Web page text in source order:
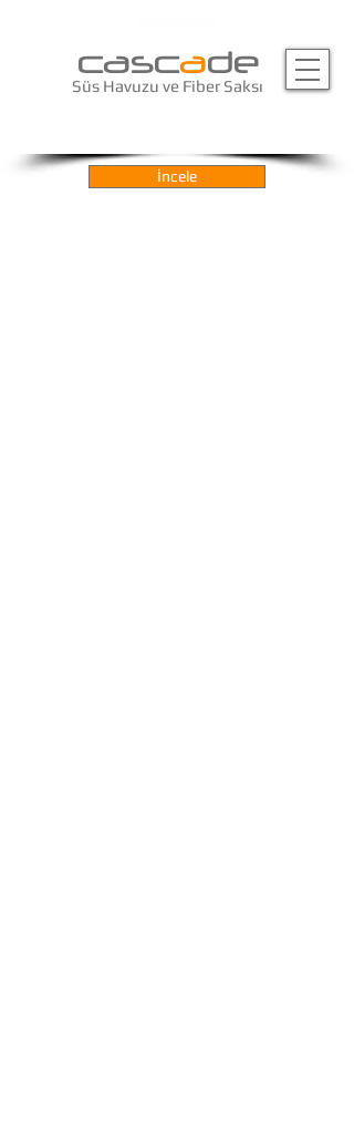
Süs Havuzu ve Fiber Saksı
cascade
İncele